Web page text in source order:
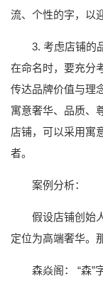
流、个性的字，以
3. 考虑店铺的
在命名时，要充分
传达品牌价值与理
寓意奢华、品质、
店铺，可以采用寓
者。
案例分析：
假设店铺创始
定位为高端奢华。
森焱阁： “森”